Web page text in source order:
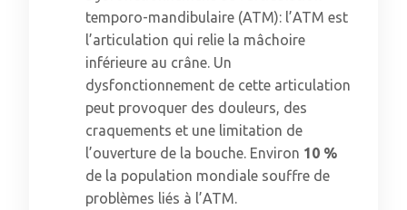
temporo-mandibulaire (ATM): l’ATM est
l’articulation qui relie la mâchoire
inférieure au crâne. Un
dysfonctionnement de cette articulation
peut provoquer des douleurs, des
craquements et une limitation de
l’ouverture de la bouche. Environ 10 %
de la population mondiale souffre de
problèmes liés à l’ATM.